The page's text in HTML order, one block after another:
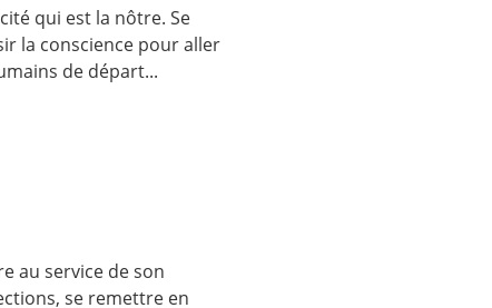
qui est la nôtre. Se
la conscience pour aller
de départ...
au service de son
se remettre en